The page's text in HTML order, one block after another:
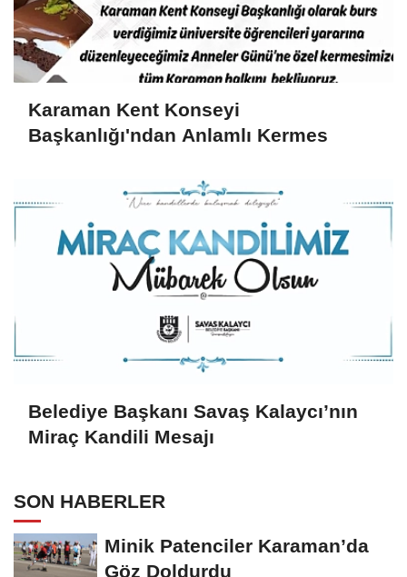
Karaman Kent Konseyi
Başkanlığı'ndan Anlamlı Kermes
Belediye Başkanı Savaş Kalaycı’nın
Miraç Kandili Mesajı
SON HABERLER
Minik Patenciler Karaman’da
Göz Doldurdu